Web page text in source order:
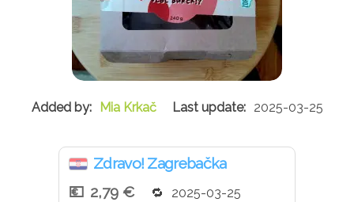
Mia Krkač 2025-03-25
Zdravo! Zagrebačka
2,79 €
2025-03-25